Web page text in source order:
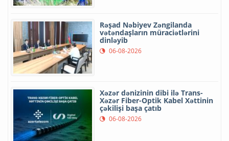
Rəşad Nəbiyev Zəngilanda
vətəndaşların müraciətlərini
dinləyib
06-08-2026
Xəzər dənizinin dibi ilə Trans-
Xəzər Fiber-Optik Kabel Xəttinin
çəkilişi başa çatıb
06-08-2026